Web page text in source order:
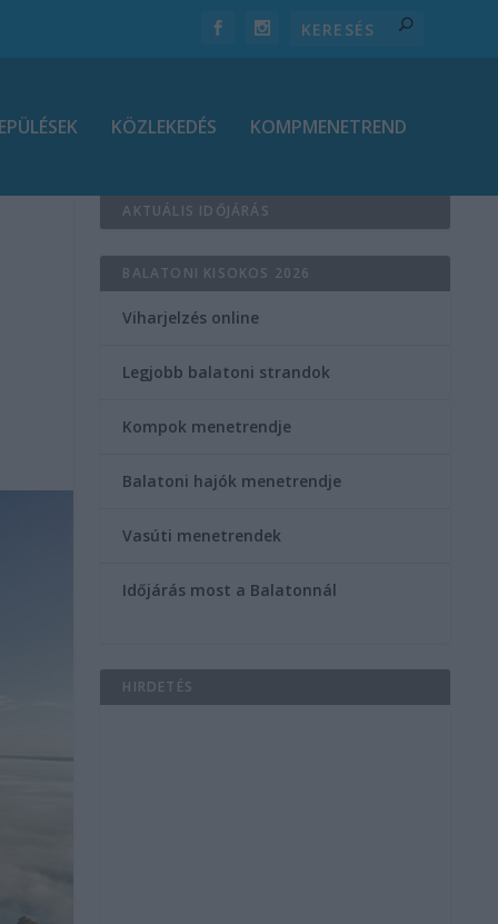
KÖZLEKEDÉS KOMPMENETREND
AKTUÁLIS IDŐJÁRÁS
BALATONI KISOKOS 2026
Viharjelzés online
Legjobb balatoni strandok
Kompok menetrendje
Balatoni hajók menetrendje
Vasúti menetrendek
Időjárás most a Balatonnál
HIRDETÉS